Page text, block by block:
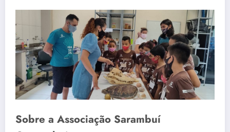
Sobre a Associação Sarambuí